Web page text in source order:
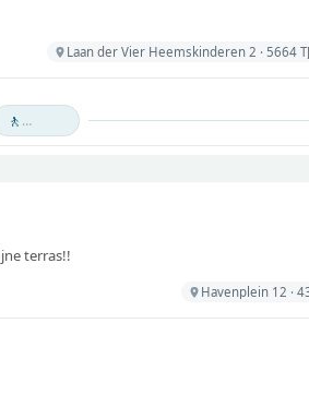
Laan der Vier Heemskinderen 2 · 5664
🚶
terras!!
Havenplein 12 ·